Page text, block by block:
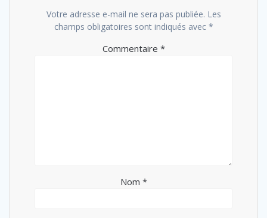
Votre adresse e-mail ne sera pas publiée. Les
champs obligatoires sont indiqués avec *
Commentaire *
Nom *